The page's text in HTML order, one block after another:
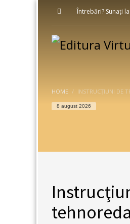
Întrebări? Sunați la:
HOME INSTRUCŢIUNI DE
8 august 2026